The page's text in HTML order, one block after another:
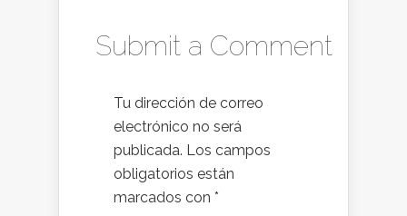
Submit a Comment
Tu dirección de correo
electrónico no será
publicada. Los campos
obligatorios están
marcados con *